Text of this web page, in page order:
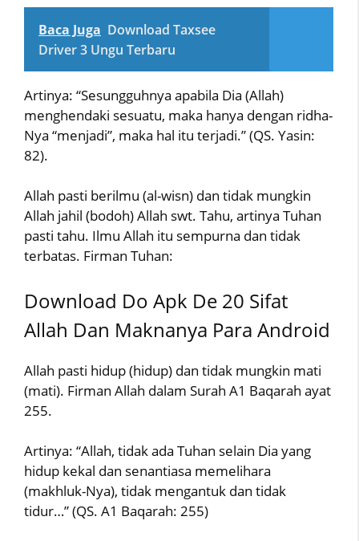
Baca Juga Download Taxsee
Driver 3 Ungu Terbaru
Artinya: “Sesungguhnya apabila Dia (Allah)
menghendaki sesuatu, maka hanya dengan ridha-
Nya “menjadi”, maka hal itu terjadi.” (QS. Yasin:
82).
Allah pasti berilmu (al-wisn) dan tidak mungkin
Allah jahil (bodoh) Allah swt. Tahu, artinya Tuhan
pasti tahu. Ilmu Allah itu sempurna dan tidak
terbatas. Firman Tuhan:
Download Do Apk De 20 Sifat
Allah Dan Maknanya Para Android
Allah pasti hidup (hidup) dan tidak mungkin mati
(mati). Firman Allah dalam Surah A1 Baqarah ayat
255.
Artinya: “Allah, tidak ada Tuhan selain Dia yang
hidup kekal dan senantiasa memelihara
(makhluk-Nya), tidak mengantuk dan tidak
tidur…” (QS. A1 Baqarah: 255)